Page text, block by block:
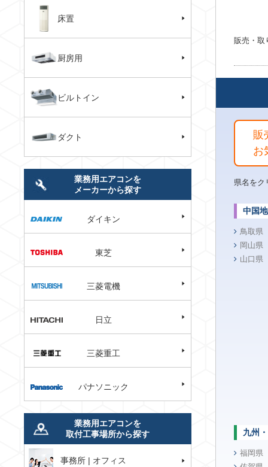
販売・取
販
お
県名をク
中国
鳥取県
岡山県
山口県
九州
福岡県
床置
厨房用
ビルトイン
ダクト
業務用エアコンを
メーカーから探す
ダイキン
東芝
三菱電機
日立
三菱重工
パナソニック
業務用エアコンを
取付工事場所から探す
事務所 | オフィス